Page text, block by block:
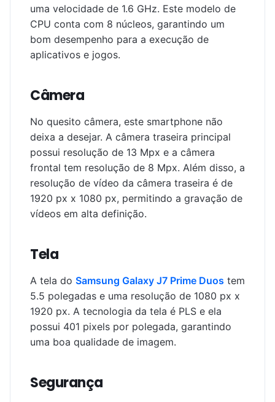
uma velocidade de 1.6 GHz. Este modelo de
CPU conta com 8 núcleos, garantindo um
bom desempenho para a execução de
aplicativos e jogos.
Câmera
No quesito câmera, este smartphone não
deixa a desejar. A câmera traseira principal
possui resolução de 13 Mpx e a câmera
frontal tem resolução de 8 Mpx. Além disso, a
resolução de vídeo da câmera traseira é de
1920 px x 1080 px, permitindo a gravação de
vídeos em alta definição.
Tela
A tela do Samsung Galaxy J7 Prime Duos tem
5.5 polegadas e uma resolução de 1080 px x
1920 px. A tecnologia da tela é PLS e ela
possui 401 pixels por polegada, garantindo
uma boa qualidade de imagem.
Segurança